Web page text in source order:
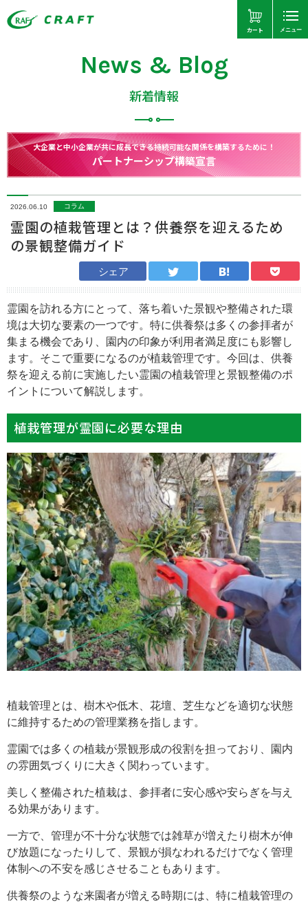
カート メニュー
News & Blog
新着情報
大企業と中小企業が共に成長できる持続可能な関係を構築するために！
パートナーシップ構築宣言
2026.06.10 コラム
霊園の植栽管理とは？供養祭を迎えるため
の景観整備ガイド
シェア
霊園を訪れる方にとって、落ち着いた景観や整備された環
境は大切な要素の一つです。特に供養祭は多くの参拝者が
集まる機会であり、園内の印象が利用者満足度にも影響し
ます。そこで重要になるのが植栽管理です。今回は、供養
祭を迎える前に実施したい霊園の植栽管理と景観整備のポ
イントについて解説します。
植栽管理が霊園に必要な理由
植栽管理とは、樹木や低木、花壇、芝生などを適切な状態
に維持するための管理業務を指します。
霊園では多くの植栽が景観形成の役割を担っており、園内
の雰囲気づくりに大きく関わっています。
美しく整備された植栽は、参拝者に安心感や安らぎを与え
る効果があります。
一方で、管理が不十分な状態では雑草が増えたり樹木が伸
び放題になったりして、景観が損なわれるだけでなく管理
体制への不安を感じさせることもあります。
供養祭のような来園者が増える時期には、特に植栽管理の